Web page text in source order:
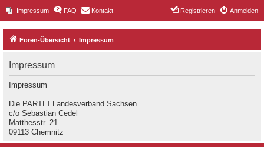
Impressum FAQ Kontakt Anmelden
Registrieren
Foren-Übersicht Impressum
Impressum
Impressum
Die PARTEI Landesverband Sachsen
c/o Sebastian Cedel
Matthesstr. 21
09113 Chemnitz